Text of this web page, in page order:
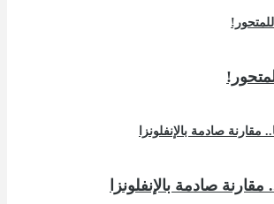
مقارنة صادمة بالإنفلونزا